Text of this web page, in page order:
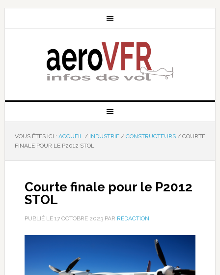
VOUS ÊTES ICI : ACCUEIL / INDUSTRIE / CONSTRUCTEURS /COURTE
FINALE POUR LE P2012 STOL
Courte finale pour le P2012
STOL
PUBLIÉ LE 17 OCTOBRE 2023PAR RÉDACTION